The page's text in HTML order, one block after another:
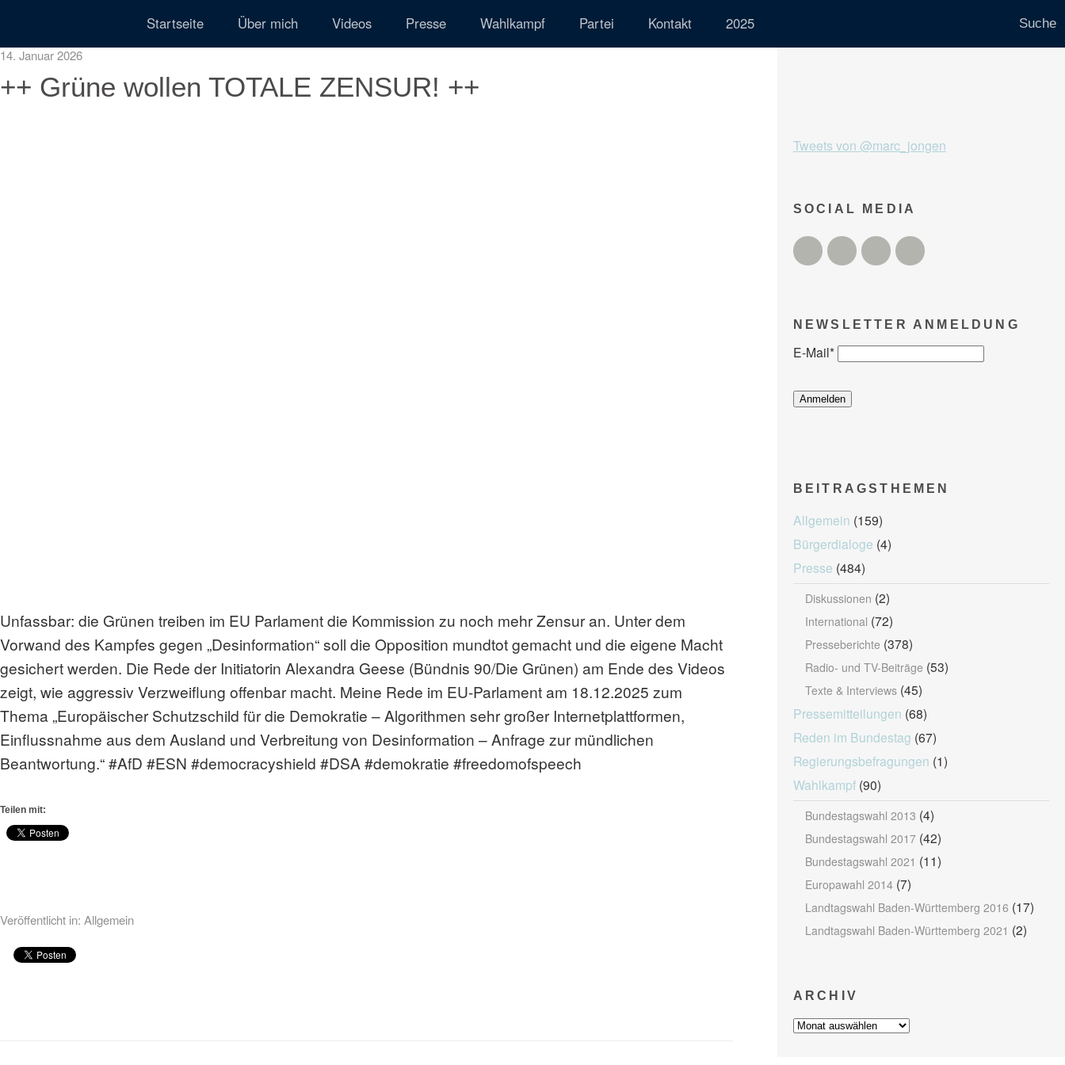
Startseite Über mich Videos Presse Wahlkampf Partei Kontakt 2025
14. Januar 2026
++ Grüne wollen TOTALE ZENSUR! ++
Unfassbar: die Grünen treiben im EU Parlament die Kommission zu noch mehr Zensur an. Unter dem
Vorwand des Kampfes gegen „Desinformation“ soll die Opposition mundtot gemacht und die eigene Macht
gesichert werden. Die Rede der Initiatorin Alexandra Geese (Bündnis 90/Die Grünen) am Ende des Videos
zeigt, wie aggressiv Verzweiflung offenbar macht. Meine Rede im EU-Parlament am 18.12.2025 zum
Thema „Europäischer Schutzschild für die Demokratie – Algorithmen sehr großer Internetplattformen,
Einflussnahme aus dem Ausland und Verbreitung von Desinformation – Anfrage zur mündlichen
Beantwortung.“ #AfD #ESN #democracyshield #DSA #demokratie #freedomofspeech
Teilen mit:
Veröffentlicht in: Allgemein
Tweets von @marc_jongen
SOCIAL MEDIA
TwitterFacebookInstagramYouTube
NEWSLETTER ANMELDUNG
E-Mail*
BEITRAGSTHEMEN
Allgemein (159)
Bürgerdialoge (4)
Presse (484)
Diskussionen (2)
International (72)
Presseberichte (378)
Radio- und TV-Beiträge (53)
Texte & Interviews(45)
Pressemitteilungen (68)
Reden im Bundestag (67)
Regierungsbefragungen (1)
Wahlkampf(90)
Bundestagswahl 2013 (4)
Bundestagswahl 2017(42)
Bundestagswahl 2021 (11)
Europawahl 2014(7)
Landtagswahl Baden-Württemberg 2016 (17)
Landtagswahl Baden-Württemberg 2021 (2)
ARCHIV
Archiv